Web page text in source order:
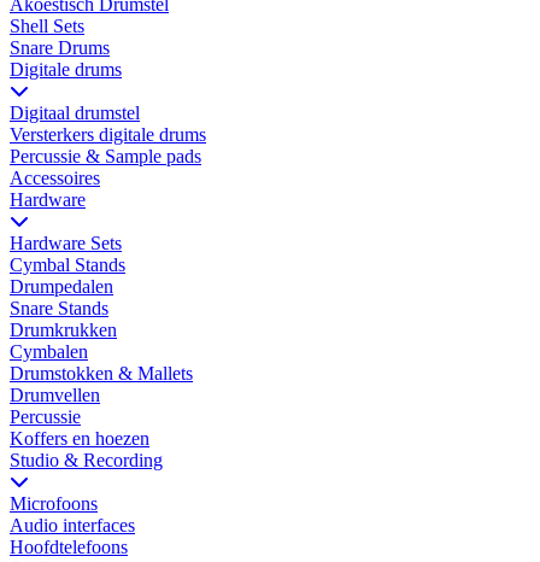
Akoestisch Drumstel
Shell Sets
Snare Drums
Digitale drums
Digitaal drumstel
Versterkers digitale drums
Percussie & Sample pads
Accessoires
Hardware
Hardware Sets
Cymbal Stands
Drumpedalen
Snare Stands
Drumkrukken
Cymbalen
Drumstokken & Mallets
Drumvellen
Percussie
Koffers en hoezen
Studio & Recording
Microfoons
Audio interfaces
Hoofdtelefoons